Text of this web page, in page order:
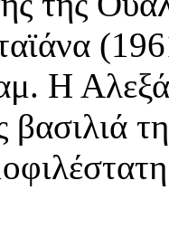
Η
βασιλιά